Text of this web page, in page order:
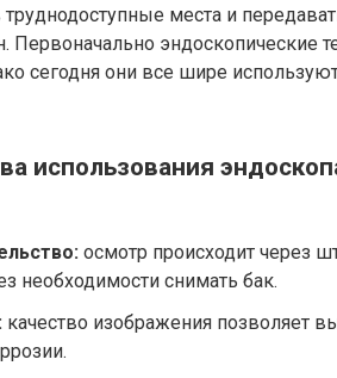
места и
Первоначально эндоскопические
сегодня они все шире
использования
осмотр происходит через
необходимости снимать бак.
качество изображения позволяет